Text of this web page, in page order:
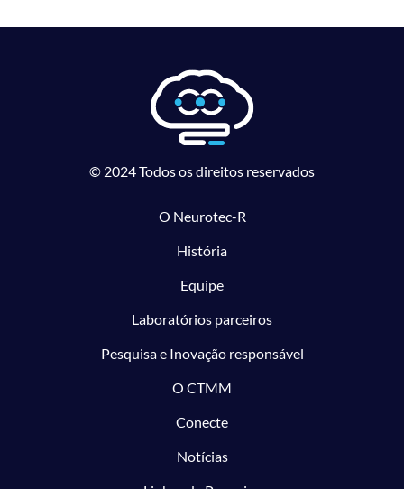
© 2024 Todos os direitos reservados
O Neurotec-R
História
Equipe
Laboratórios parceiros
Pesquisa e Inovação responsável
O CTMM
Conecte
Notícias